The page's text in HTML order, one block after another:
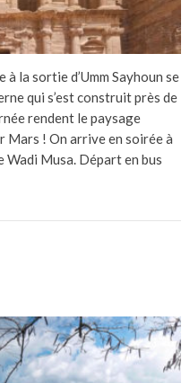
la sortie d’Umm Sayhoun se
qui s’est construit près de
rendent le paysage
Mars ! On arrive en soirée à
Musa. Départ en bus